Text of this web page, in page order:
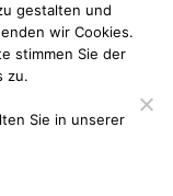
Göttingen
gestalten und
wir Cookies.
stimmen Sie der
zu.
Sie in unserer